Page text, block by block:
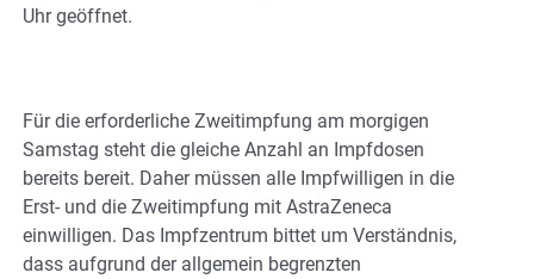
Uhr geöffnet.
Für die erforderliche Zweitimpfung am morgigen
Samstag steht die gleiche Anzahl an Impfdosen
bereits bereit. Daher müssen alle Impfwilligen in die
Erst- und die Zweitimpfung mit AstraZeneca
einwilligen. Das Impfzentrum bittet um Verständnis,
dass aufgrund der allgemein begrenzten